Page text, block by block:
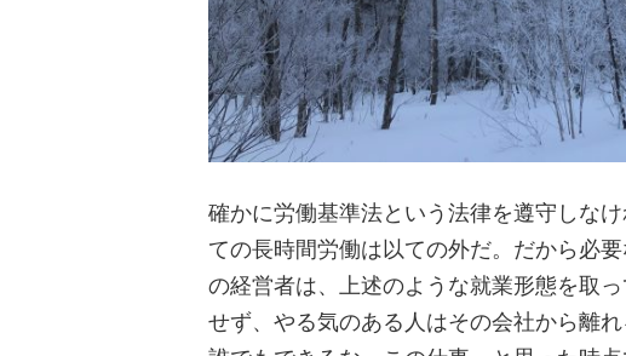
確かに労働基準法という法律を遵守しな
ての長時間労働は以ての外だ。だから必
の経営者は、上述のような就業形態を取
せず、やる気のある人はその会社から離